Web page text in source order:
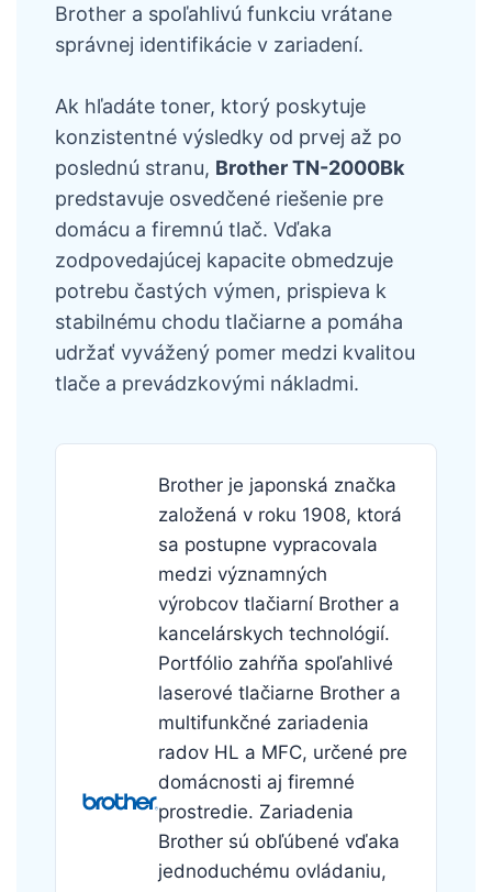
Brother a spoľahlivú funkciu vrátane
správnej identifikácie v zariadení.
Ak hľadáte toner, ktorý poskytuje
konzistentné výsledky od prvej až po
poslednú stranu, Brother TN-2000Bk
predstavuje osvedčené riešenie pre
domácu a firemnú tlač. Vďaka
zodpovedajúcej kapacite obmedzuje
potrebu častých výmen, prispieva k
stabilnému chodu tlačiarne a pomáha
udržať vyvážený pomer medzi kvalitou
tlače a prevádzkovými nákladmi.
Brother je japonská značka
založená v roku 1908, ktorá
sa postupne vypracovala
medzi významných
výrobcov tlačiarní Brother a
kancelárskych technológií.
Portfólio zahŕňa spoľahlivé
laserové tlačiarne Brother a
multifunkčné zariadenia
radov HL a MFC, určené pre
domácnosti aj firemné
prostredie. Zariadenia
Brother sú obľúbené vďaka
jednoduchému ovládaniu,